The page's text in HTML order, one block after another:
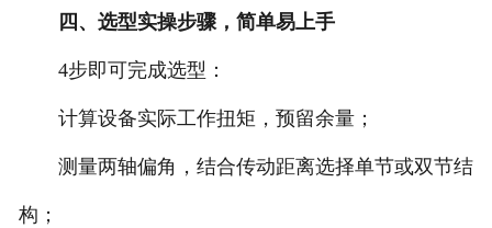
四、选型实操步骤，简单易上手
4步即可完成选型：
计算设备实际工作扭矩，预留余量；
测量两轴偏角，结合传动距离选择单节或双节结
构；